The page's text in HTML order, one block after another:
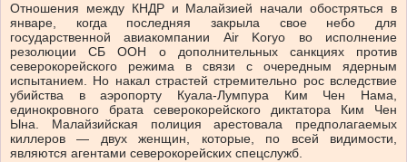
Отношения между КНДР и Малайзией начали обостряться в
январе, когда последняя закрыла свое небо для
государственной авиакомпании Air Koryo во исполнение
резолюции СБ ООН о дополнительных санкциях против
северокорейского режима в связи с очередным ядерным
испытанием. Но накал страстей стремительно рос вследствие
убийства в аэропорту Куала-Лумпура Ким Чен Нама,
единокровного брата северокорейского диктатора Ким Чен
Ына. Малайзийская полиция арестовала предполагаемых
киллеров — двух женщин, которые, по всей видимости,
являются агентами северокорейских спецслужб.